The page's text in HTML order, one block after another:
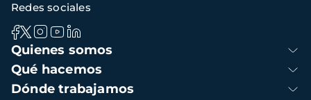
Navegación
principal
Quienes somos
Qué hacemos
Dónde trabajamos
Redes sociales